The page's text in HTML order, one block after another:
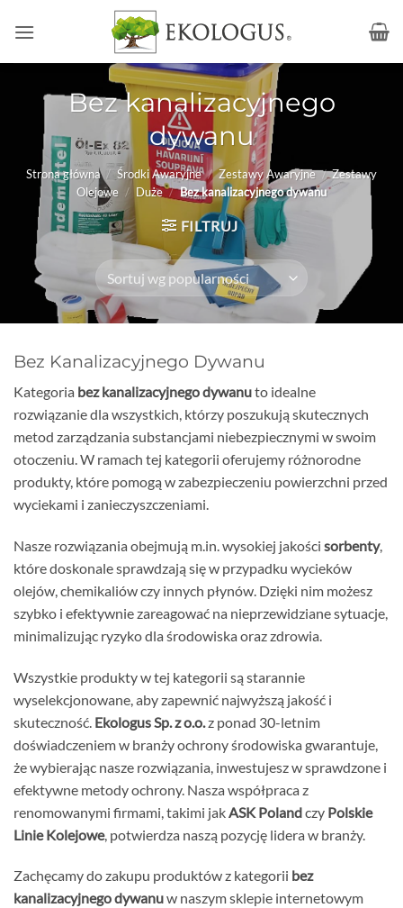
Bez kanalizacyjnego
dywanu
Strona główna / Środki Awaryjne / Zestawy Awaryjne / Zestawy
Olejowe / Duże / Bez kanalizacyjnego dywanu
FILTRUJ
Bez Kanalizacyjnego Dywanu
Kategoria bez kanalizacyjnego dywanuto idealne
rozwiązanie dla wszystkich, którzy poszukują skutecznych
metod zarządzania substancjami niebezpiecznymi w swoim
otoczeniu. W ramach tej kategorii oferujemy różnorodne
produkty, które pomogą w zabezpieczeniu powierzchni przed
wyciekami i zanieczyszczeniami.
Nasze rozwiązania obejmują m.in. wysokiej jakości sorbenty,
które doskonale sprawdzają się w przypadku wycieków
olejów, chemikaliów czy innych płynów. Dzięki nim możesz
szybko i efektywnie zareagować na nieprzewidziane sytuacje,
minimalizując ryzyko dla środowiska oraz zdrowia.
Wszystkie produkty w tej kategorii są starannie
wyselekcjonowane, aby zapewnić najwyższą jakość i
skuteczność. Ekologus Sp. z o.o.z ponad 30-letnim
doświadczeniem w branży ochrony środowiska gwarantuje,
że wybierając nasze rozwiązania, inwestujesz w sprawdzone i
efektywne metody ochrony. Nasza współpraca z
renomowanymi firmami, takimi jak ASK Polandczy Polskie
Linie Kolejowe, potwierdza naszą pozycję lidera w branży.
Zachęcamy do zakupu produktów z kategorii bez
kanalizacyjnego dywanuw naszym sklepie internetowym